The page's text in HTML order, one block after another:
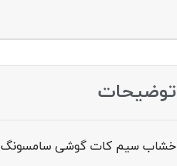
توضیحات
خشاب سیم کات گوشی سامسونگ cover sim sumsung s8 g950